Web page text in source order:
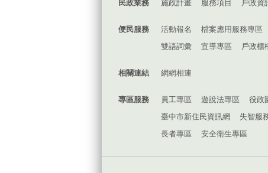
民政業務 施政計畫 服務項目 戶政資
便民服務 活動報名 檔案應用服務專區
雙語詞彙
宣導專區 戶政櫃
相關連結 網網相連
專區服務 員工專區 遊說法專區 役政
臺中市新住民資訊網
失智服
長者專區
安全衛生專區